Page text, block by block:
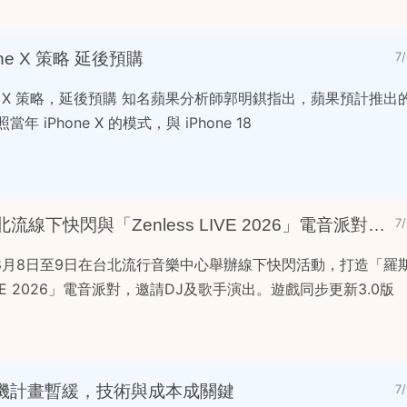
X 策略 延後預購
策略，延後預購 知名蘋果分析師郭明錤指出，蘋果預計推出
當年 iPhone X 的模式，與 iPhone 18
《絕區零》二週年慶典：北流線下快閃與「Zenless LIVE 2026」電音派對登場
8日至9日在台北流行音樂中心舉辦線下快閃活動，打造「羅
2026」電音派對，邀請DJ及歌手演出。遊戲同步更新3.0版
計畫暫緩，技術與成本成關鍵